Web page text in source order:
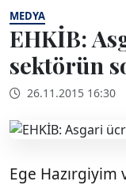
MEDYA
EHKİB:
sektörün
26.11.2015 16:30
Ege Hazırgiyim